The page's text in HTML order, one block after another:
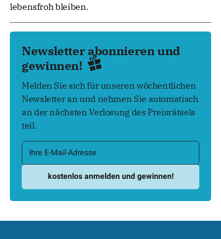
lebensfroh bleiben.
Newsletter abonnieren und
gewinnen!
Melden Sie sich für unseren wöchentlichen
Newsletter an und nehmen Sie automatisch
an der nächsten Verlosung des Preisrätsels
teil.